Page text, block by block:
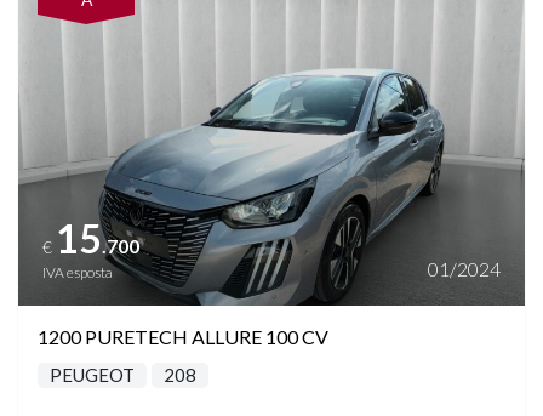
€ 15.700
IVA esposta 01/2024
1200 PURETECH ALLURE 100 CV
PEUGEOT 208